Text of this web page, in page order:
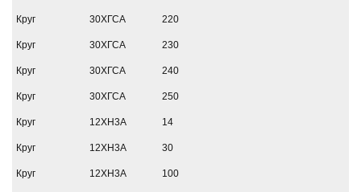
Круг 30ХГСА 220
Круг 30ХГСА 230
Круг 30ХГСА 240
Круг 30ХГСА 250
Круг 12ХН3А 14
Круг 12ХН3А 30
Круг 12ХН3А 100